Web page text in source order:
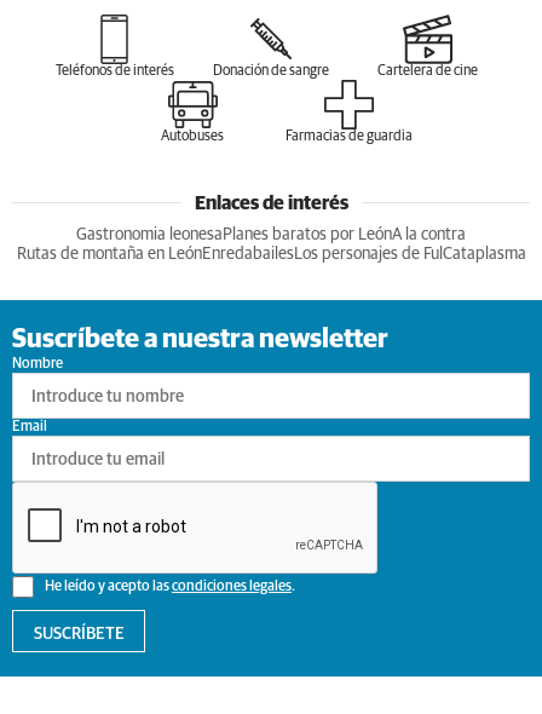
Teléfonos de interés Donación de sangre Cartelera de cine
Autobuses Farmacias de guardia
Enlaces de interés
Gastronomia leonesa Planes baratos por LeónA la contra
Rutas de montaña en LeónEnredabailesLos personajes de Ful Cataplasma
Suscríbete a nuestra newsletter
Nombre
He leído y acepto lascondiciones legales.
Email
SUSCRÍBETE